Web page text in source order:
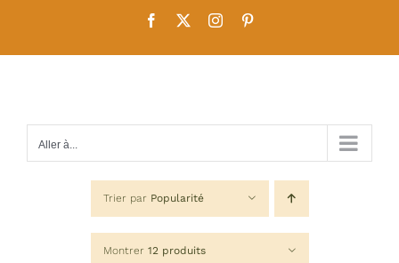
Facebook Instagram
Aller à...
Trier par Popularité
Montrer 12 produits